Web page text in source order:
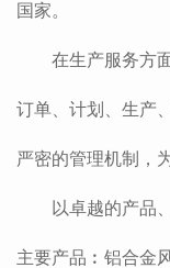
国家。
在生产服务方
订单、计划、生产
严密的管理机制，
以卓越的产品
主要产品︰铝合金